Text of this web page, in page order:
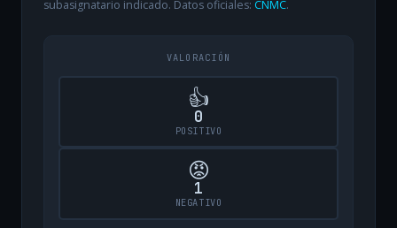
subasignatario indicado. Datos oficiales: CNMC.
VALORACIÓN
👍
0
POSITIVO
😡
1
NEGATIVO